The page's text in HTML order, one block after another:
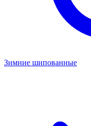
Зимние шипованные